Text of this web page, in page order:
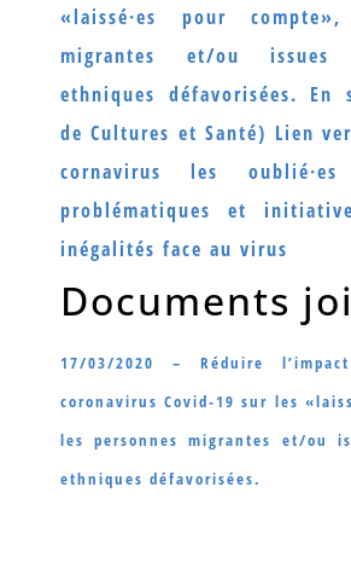
«laissé·es pour
migrantes et/ou issues
ethniques défavorisées. En
de Cultures et Santé) Lien
cornavirus les
problématiques et
inégalités face au virus
Documents
17/03/2020 – Réduire
coronavirus Covid-19 sur les
les personnes migrantes et/ou
ethniques défavorisées.